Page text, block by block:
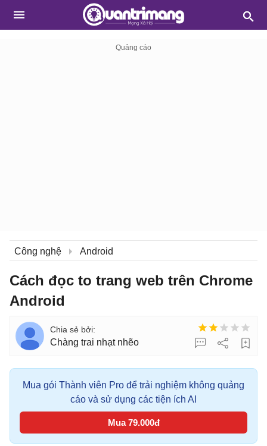
Công nghệ Android
Cách đọc to trang web trên Chrome
Android
Chàng trai nhạt nhẽo
Mua gói Thành viên Pro để trải nghiệm không quảng
cáo và sử dụng các tiện ích AI
Mua 79.000đ